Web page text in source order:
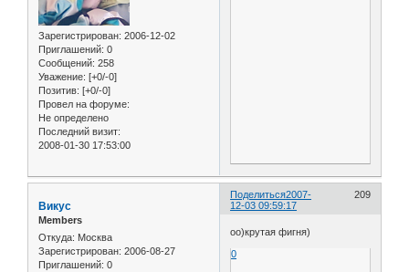
Зарегистрирован: 2006-12-02
Приглашений: 0
Сообщений: 258
Уважение: [+0/-0]
Позитив: [+0/-0]
Провел на форуме:
Не определено
Последний визит:
2008-01-30 17:53:00
Поделиться 209
2007-
12-03 09:59:17
Викус
Members
Откуда: Москва
Зарегистрирован: 2006-08-27
Приглашений: 0
оо)крутая фигня)
0